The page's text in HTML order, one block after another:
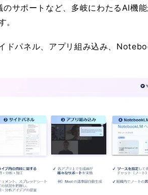
サポートなど、多岐にわたるAI機
。
ドパネル、アプリ組み込み、